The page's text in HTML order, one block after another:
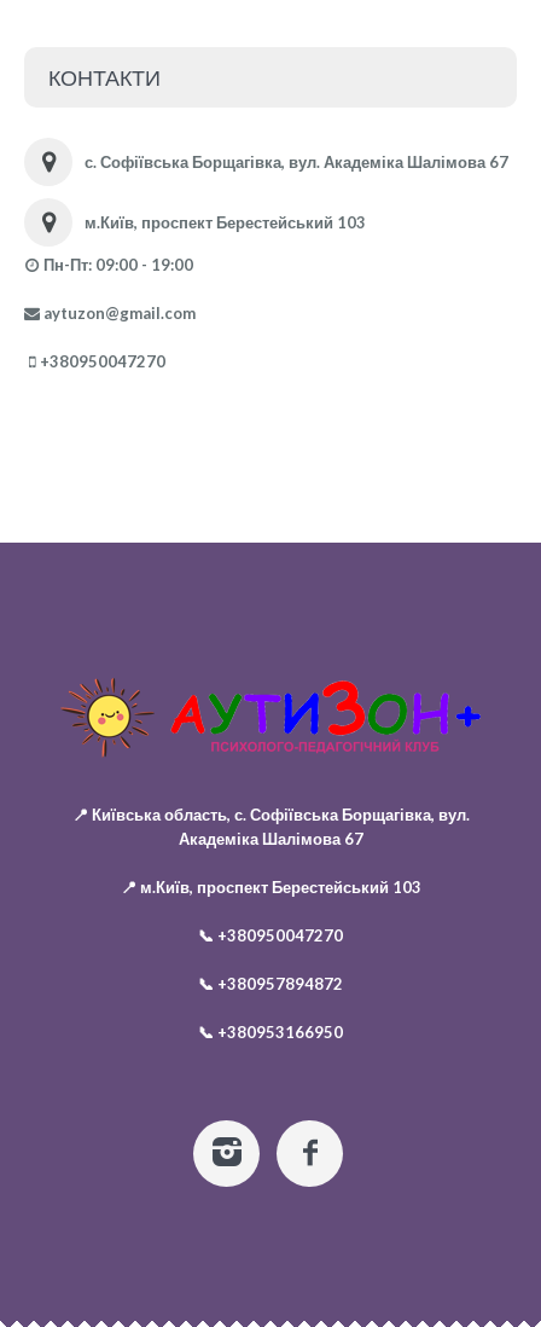
КОНТАКТИ
с. Софіївська Борщагівка, вул. Академіка Шалімова 67
м.Київ, проспект Берестейський 103
Пн-Пт: 09:00 - 19:00
aytuzon@gmail.com
+380950047270
📍 Київська область, с. Софіївська Борщагівка, вул.
Академіка Шалімова 67
📍 м.Київ, проспект Берестейський 103
📞 +380950047270
📞 +380957894872
📞 +380953166950